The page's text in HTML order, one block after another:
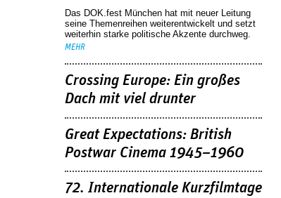
Das DOK.fest München hat mit neuer Leitung
seine Themenreihen weiterentwickelt und setzt
weiterhin starke politische Akzente durchweg.
MEHR
Crossing Europe: Ein großes
Dach mit viel drunter
Great Expectations: British
Postwar Cinema 1945–1960
72. Internationale Kurzfilmtage